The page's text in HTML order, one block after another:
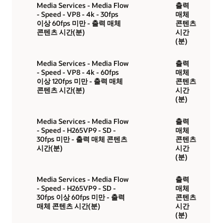
Media Services - Media Flow
- Speed - VP8 - 4k - 30fps
이상 60fps 미만 - 출력 매체
콘텐츠 시간(분)
출력
매체
콘텐츠
시간
(분)
Media Services - Media Flow
- Speed - VP8 - 4k - 60fps
이상 120fps 미만 - 출력 매체
콘텐츠 시간(분)
출력
매체
콘텐츠
시간
(분)
Media Services - Media Flow
- Speed - H265VP9 - SD -
30fps 미만 - 출력 매체 콘텐츠
시간(분)
출력
매체
콘텐츠
시간
(분)
Media Services - Media Flow
- Speed - H265VP9 - SD -
30fps 이상 60fps 미만 - 출력
매체 콘텐츠 시간(분)
출력
매체
콘텐츠
시간
(분)